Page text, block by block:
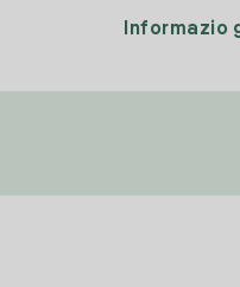
Informazio